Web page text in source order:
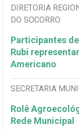
DIRETORIA
DO SOCORRO
Participantes
Rubi
Americano
SECRETARIA
Rolê
Rede Municipal